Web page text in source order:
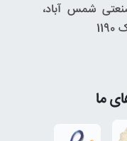
شمس آباد،
ما